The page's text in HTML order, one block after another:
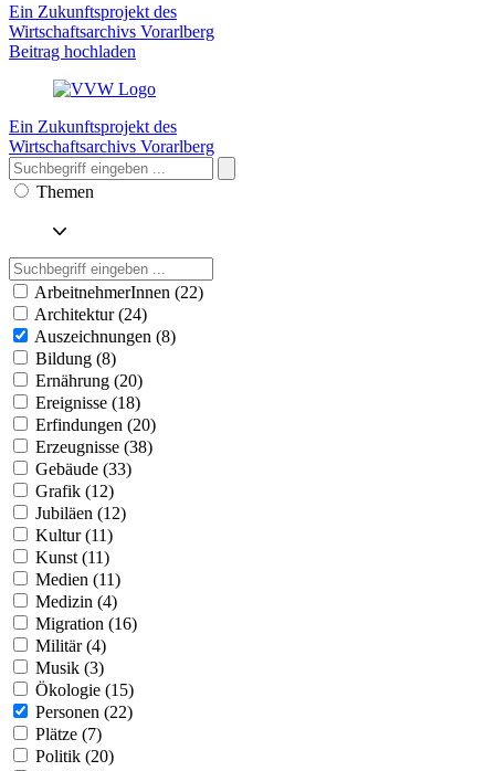
Ein Zukunftsprojekt des
Wirtschaftsarchivs Vorarlberg
Beitrag hochladen
Ein Zukunftsprojekt des
Wirtschaftsarchivs Vorarlberg
Themen
ArbeitnehmerInnen (22)
Architektur (24)
Auszeichnungen (8)
Bildung (8)
Ernährung (20)
Ereignisse (18)
Erfindungen (20)
Erzeugnisse (38)
Gebäude (33)
Grafik (12)
Jubiläen (12)
Kultur (11)
Kunst (11)
Medien (11)
Medizin (4)
Migration (16)
Militär (4)
Musik (3)
Ökologie (15)
Personen (22)
Plätze (7)
Politik (20)